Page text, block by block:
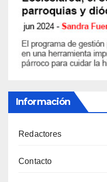
Información
Redactores
Contacto